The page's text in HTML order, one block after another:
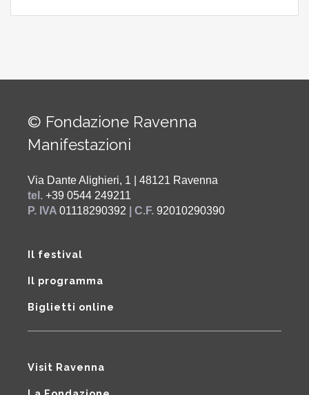
© Fondazione Ravenna
Manifestazioni
Via Dante Alighieri, 1 | 48121 Ravenna
tel. +39 0544 249211
P. IVA 01118290392 | C.F. 92010290390
Il festival
Il programma
Biglietti online
Visit Ravenna